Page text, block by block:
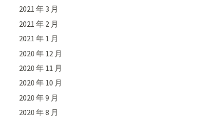
2021 年 3 月
2021 年 2 月
2021 年 1 月
2020 年 12 月
2020 年 11 月
2020 年 10 月
2020 年 9 月
2020 年 8 月